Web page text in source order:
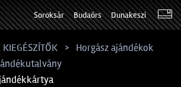
Soroksár Budaörs Dunakeszi
KIEGÉSZÍTŐK
Horgász ajándékok